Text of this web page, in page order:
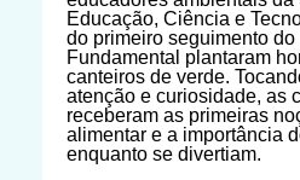
Educação, Ciência e
do primeiro seguimento
Fundamental plantaram
canteiros de verde.
atenção e curiosidade, as
receberam as primeiras
alimentar e a importância
enquanto se divertiam.